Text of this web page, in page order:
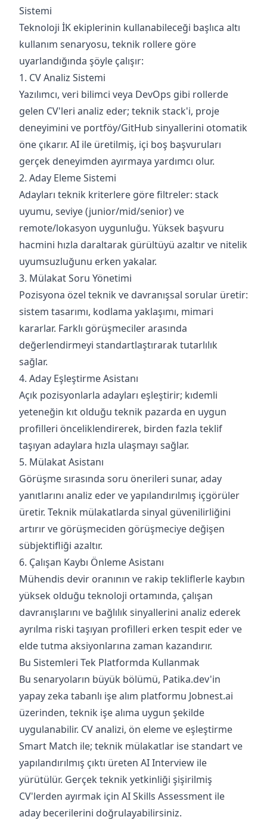
Sistemi
Teknoloji İK ekiplerinin kullanabileceği başlıca altı
kullanım senaryosu, teknik rollere göre
uyarlandığında şöyle çalışır:
1. CV Analiz Sistemi
Yazılımcı, veri bilimci veya DevOps gibi rollerde
gelen CV'leri analiz eder; teknik stack'i, proje
deneyimini ve portföy/GitHub sinyallerini otomatik
öne çıkarır. AI ile üretilmiş, içi boş başvuruları
gerçek deneyimden ayırmaya yardımcı olur.
2. Aday Eleme Sistemi
Adayları teknik kriterlere göre filtreler: stack
uyumu, seviye (junior/mid/senior) ve
remote/lokasyon uygunluğu. Yüksek başvuru
hacmini hızla daraltarak gürültüyü azaltır ve nitelik
uyumsuzluğunu erken yakalar.
3. Mülakat Soru Yönetimi
Pozisyona özel teknik ve davranışsal sorular üretir:
sistem tasarımı, kodlama yaklaşımı, mimari
kararlar. Farklı görüşmeciler arasında
değerlendirmeyi standartlaştırarak tutarlılık
sağlar.
4. Aday Eşleştirme Asistanı
Açık pozisyonlarla adayları eşleştirir; kıdemli
yeteneğin kıt olduğu teknik pazarda en uygun
profilleri önceliklendirerek, birden fazla teklif
taşıyan adaylara hızla ulaşmayı sağlar.
5. Mülakat Asistanı
Görüşme sırasında soru önerileri sunar, aday
yanıtlarını analiz eder ve yapılandırılmış içgörüler
üretir. Teknik mülakatlarda sinyal güvenilirliğini
artırır ve görüşmeciden görüşmeciye değişen
sübjektifliği azaltır.
6. Çalışan Kaybı Önleme Asistanı
Mühendis devir oranının ve rakip tekliflerle kaybın
yüksek olduğu teknoloji ortamında, çalışan
davranışlarını ve bağlılık sinyallerini analiz ederek
ayrılma riski taşıyan profilleri erken tespit eder ve
elde tutma aksiyonlarına zaman kazandırır.
Bu Sistemleri Tek Platformda Kullanmak
Bu senaryoların büyük bölümü, Patika.dev'in
yapay zeka tabanlı işe alım platformu Jobnest.ai
üzerinden, teknik işe alıma uygun şekilde
uygulanabilir. CV analizi, ön eleme ve eşleştirme
Smart Match ile; teknik mülakatlar ise standart ve
yapılandırılmış çıktı üreten AI Interview ile
yürütülür. Gerçek teknik yetkinliği şişirilmiş
CV'lerden ayırmak için AI Skills Assessment ile
aday becerilerini doğrulayabilirsiniz.